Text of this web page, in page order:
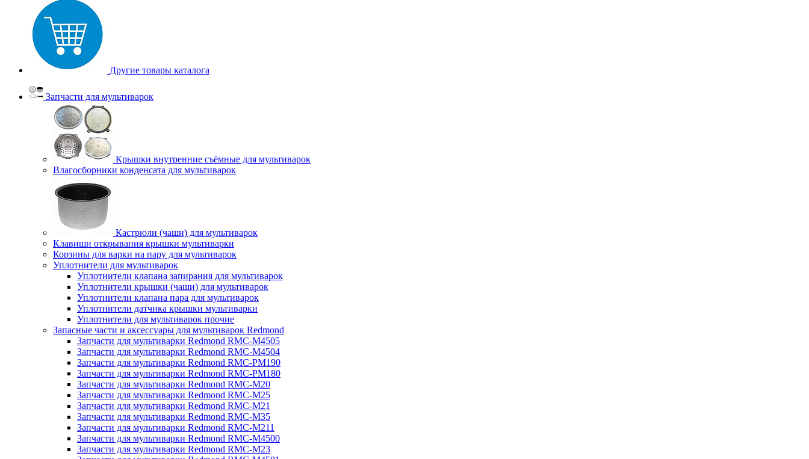
Другие товары каталога
Запчасти для мультиварок
Крышки внутренние съёмные для мультиварок
Влагосборники конденсата для мультиварок
Кастрюли (чаши) для мультиварок
Клавиши открывания крышки мультиварки
Корзины для варки на пару для мультиварок
Уплотнители для мультиварок
Уплотнители клапана запирания для мультиварок
Уплотнители крышки (чаши) для мультиварок
Уплотнители клапана пара для мультиварок
Уплотнители датчика крышки мультиварки
Уплотнители для мультиварок прочие
Запасные части и аксессуары для мультиварок Redmond
Запчасти для мультиварки Redmond RMC-M4505
Запчасти для мультиварки Redmond RMC-M4504
Запчасти для мультиварки Redmond RMC-PM190
Запчасти для мультиварки Redmond RMC-PM180
Запчасти для мультиварки Redmond RMC-M20
Запчасти для мультиварки Redmond RMC-M25
Запчасти для мультиварки Redmond RMC-M21
Запчасти для мультиварки Redmond RMC-M35
Запчасти для мультиварки Redmond RMC-M211
Запчасти для мультиварки Redmond RMC-M4500
Запчасти для мультиварки Redmond RMC-M23